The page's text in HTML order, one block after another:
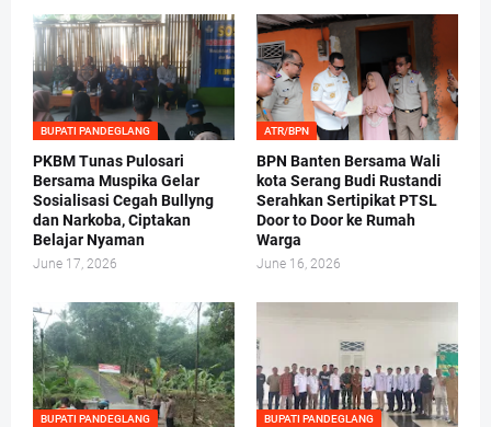
BUPATI PANDEGLANG
PKBM Tunas Pulosari
Bersama Muspika Gelar
Sosialisasi Cegah Bullyng
dan Narkoba, Ciptakan
Belajar Nyaman
June 17, 2026
ATR/BPN
BPN Banten Bersama Wali
kota Serang Budi Rustandi
Serahkan Sertipikat PTSL
Door to Door ke Rumah
Warga
June 16, 2026
BUPATI PANDEGLANG BUPATI PANDEGLANG